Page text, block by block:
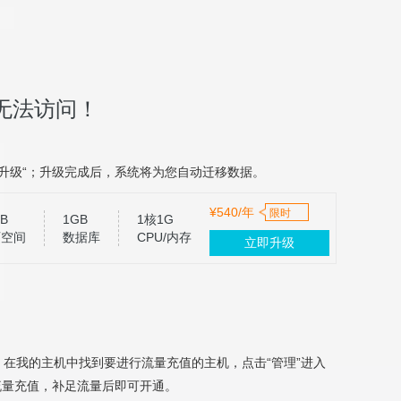
访问！
“；升级完成后，系统将为您自动迁移数据。
间
1GB
数据库
1核1G
CPU/内存
¥540/年 限时
立即升级
在我的主机中找到要进行流量充值的主机，点击“管理”进入
充值，补足流量后即可开通。